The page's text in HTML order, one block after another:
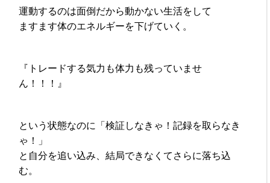
運動するのは面倒だから動かない生活をして
ますます体のエネルギーを下げていく。
『トレードする気力も体力も残っていませ
ん！！！』
という状態なのに「検証しなきゃ！記録を取らなき
ゃ！」
と自分を追い込み、結局できなくてさらに落ち込
む。